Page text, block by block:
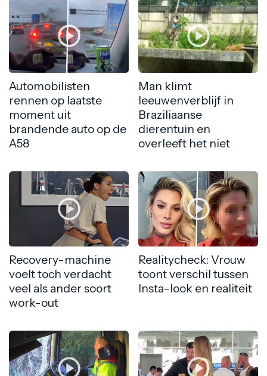
Automobilisten
rennen op laatste
moment uit
brandende auto op de
A58
Man klimt
leeuwenverblijf in
Braziliaanse
dierentuin en
overleeft het niet
Recovery-machine
voelt toch verdacht
veel als ander soort
work-out
Realitycheck: Vrouw
toont verschil tussen
Insta-look en realiteit